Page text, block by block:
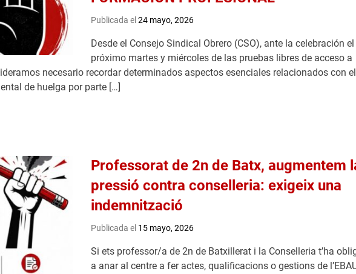
Publicada el24 mayo, 2026
Desde el Consejo Sindical Obrero (CSO), ante la celebración el
próximo martes y miércoles de las pruebas libres de acceso a
necesario recordar determinados aspectos esenciales relacionados con el
de huelga por parte […]
Professorat de 2n de Batx, augmentem
pressió contra conselleria: exigeix una
indemnització
Publicada el 15 mayo, 2026
Si ets professor/a de 2n de Batxillerat i la Conselleria t’ha
a anar al centre a fer actes, qualificacions o gestions de